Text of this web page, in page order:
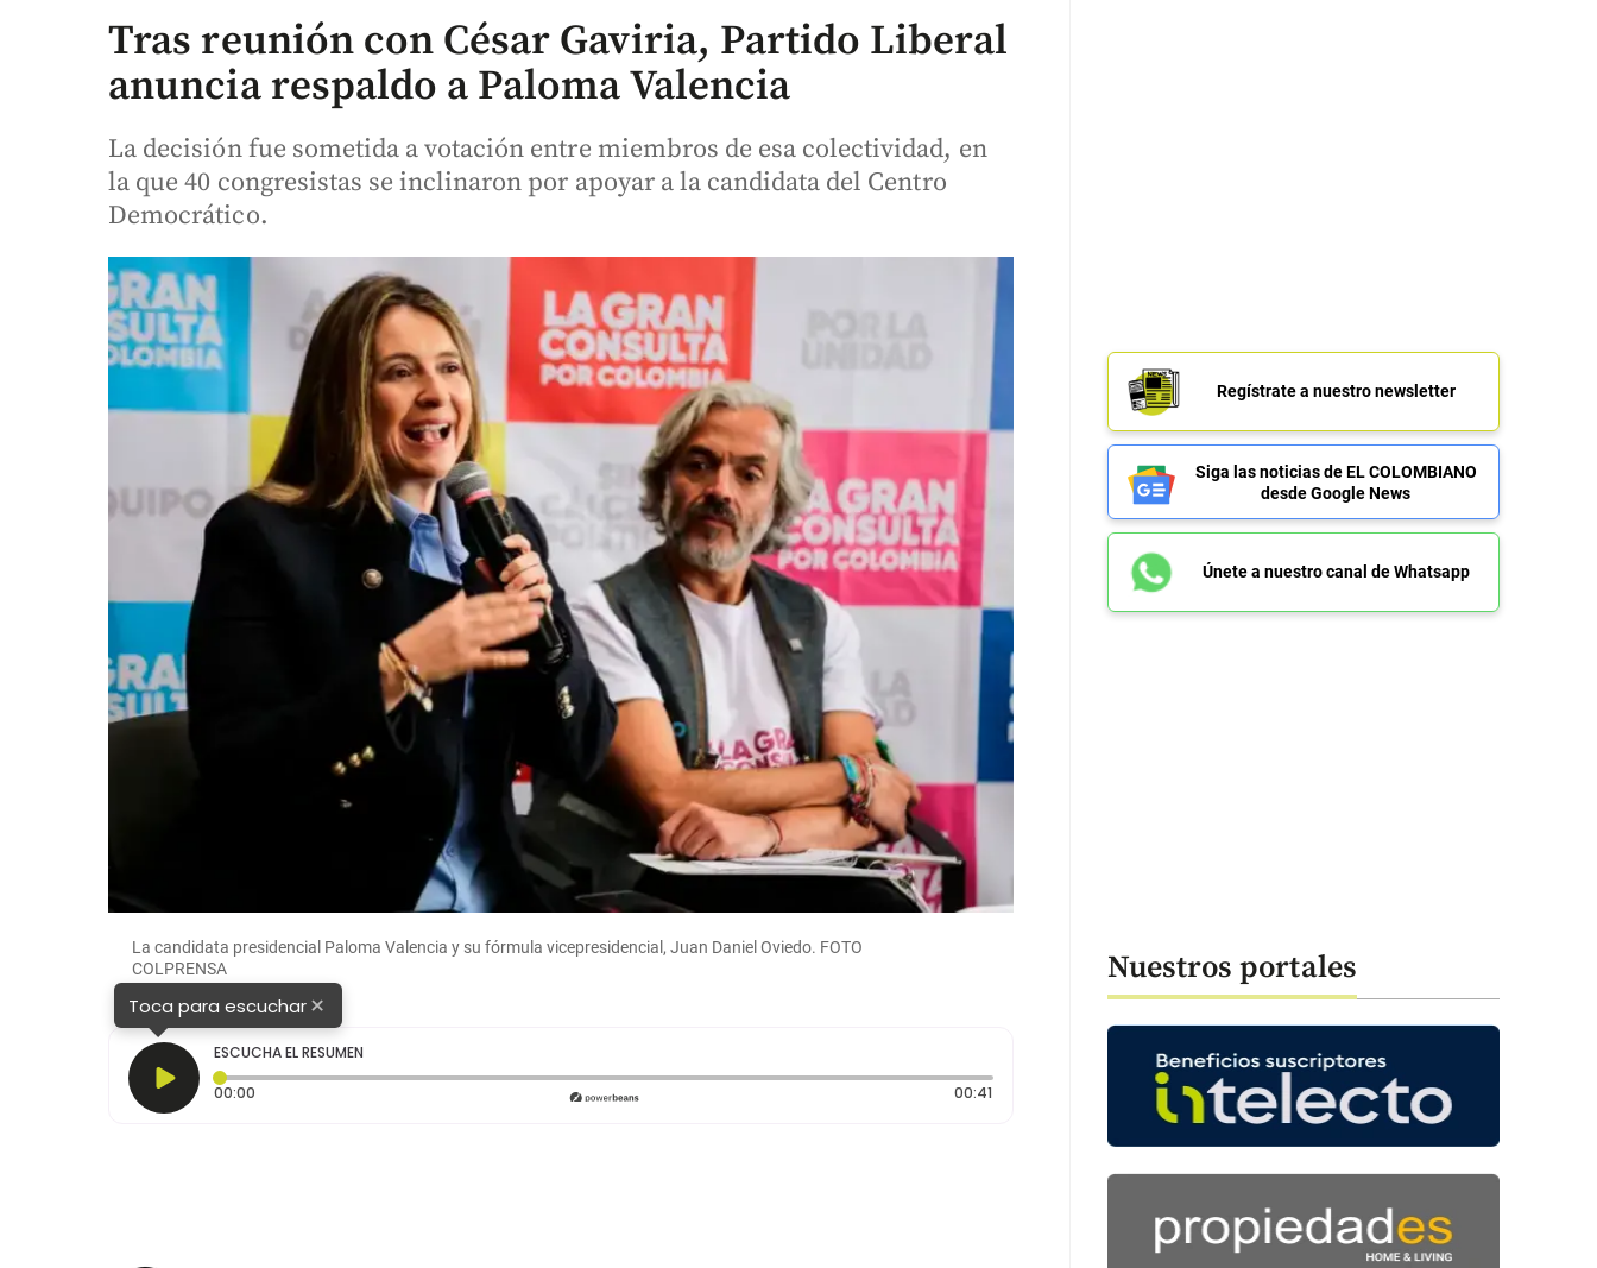
Tras reunión con César Gaviria, Partido Liberal
anuncia respaldo a Paloma Valencia
La decisión fue sometida a votación entre miembros de esa colectividad, en
la que 40 congresistas se inclinaron por apoyar a la candidata del Centro
Democrático.
La candidata presidencial Paloma Valencia y su fórmula vicepresidencial, Juan Daniel Oviedo. FOTO
COLPRENSA
Toca para escuchar×
ESCUCHA EL RESUMEN
00:00
00:41Duración: 41 segundos
Regístrate a nuestro newsletter
Siga las noticias de EL COLOMBIANO
desde Google News
Únete a nuestro canal de Whatsapp
Nuestros portales